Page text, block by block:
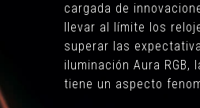
cargada de
llevar al límite los
superar las
iluminación Aura RGB,
tiene un aspecto